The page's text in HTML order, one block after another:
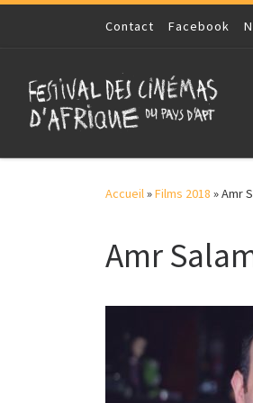
Skip to contentContact Facebook
Accueil»Films 2018 »Amr
Amr